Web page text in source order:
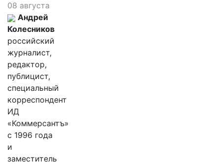
08 августа
Андрей
Колесников
российский
журналист,
редактор,
публицист,
специальный
корреспондент
ИД
«Коммерсантъ»
с 1996 года
и
заместитель